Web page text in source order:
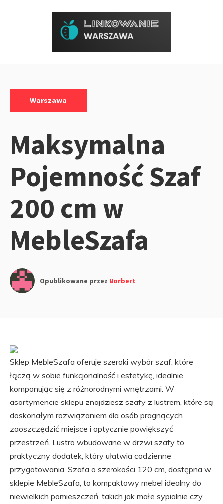
Warszawa
Maksymalna
Pojemność Szaf
200 cm w
MebleSzafa
Opublikowane przez Norbert
Sklep MebleSzafa oferuje szeroki wybór szaf, które
łączą w sobie funkcjonalność i estetykę, idealnie
komponując się z różnorodnymi wnętrzami. W
asortymencie sklepu znajdziesz szafy z lustrem, które są
doskonałym rozwiązaniem dla osób pragnących
zaoszczędzić miejsce i optycznie powiększyć
przestrzeń. Lustro wbudowane w drzwi szafy to
praktyczny dodatek, który ułatwia codzienne
przygotowania. Szafa o szerokości 120 cm, dostępna w
sklepie MebleSzafa, to kompaktowy mebel idealny do
niewielkich pomieszczeń, takich jak małe sypialnie czy